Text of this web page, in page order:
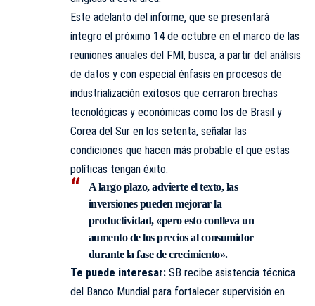
Este adelanto del informe, que se presentará
íntegro el próximo 14 de octubre en el marco de las
reuniones anuales del FMI, busca, a partir del análisis
de datos y con especial énfasis en procesos de
industrialización exitosos que cerraron brechas
tecnológicas y económicas como los de Brasil y
Corea del Sur en los setenta, señalar las
condiciones que hacen más probable el que estas
políticas tengan éxito.
A largo plazo, advierte el texto, las
inversiones pueden mejorar la
productividad, «pero esto conlleva un
aumento de los precios al consumidor
durante la fase de crecimiento».
Te puede interesar: SB recibe asistencia técnica
del Banco Mundial para fortalecer supervisión en